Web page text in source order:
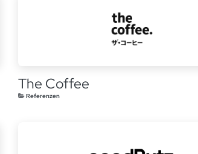
The Coffee
Referenzen